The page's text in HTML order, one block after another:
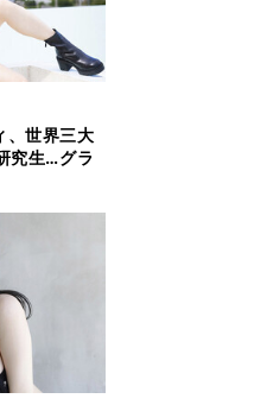
、世界三大
究生…グラ